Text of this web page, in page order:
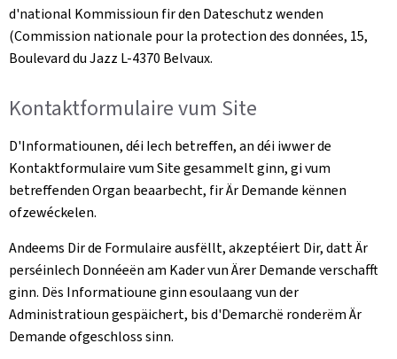
d'national Kommissioun fir den Dateschutz wenden
(Commission nationale pour la protection des données, 15,
Boulevard du Jazz L-4370 Belvaux.
Kontaktformulaire vum Site
D'Informatiounen, déi Iech betreffen, an déi iwwer de
Kontaktformulaire vum Site gesammelt ginn, gi vum
betreffenden Organ beaarbecht, fir Är Demande kënnen
ofzewéckelen.
Andeems Dir de Formulaire ausfëllt, akzeptéiert Dir, datt Är
perséinlech Donnéeën am Kader vun Ärer Demande verschafft
ginn. Dës Informatioune ginn esoulaang vun der
Administratioun gespäichert, bis d'Demarchë ronderëm Är
Demande ofgeschloss sinn.